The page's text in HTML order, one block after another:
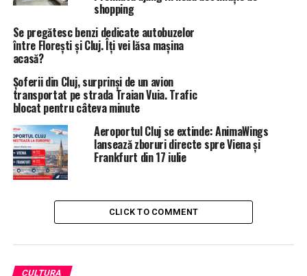
shopping
Se pregătesc benzi dedicate autobuzelor
între Florești și Cluj. Îți vei lăsa mașina
acasă?
Șoferii din Cluj, surprinși de un avion
transportat pe strada Traian Vuia. Trafic
blocat pentru câteva minute
Aeroportul Cluj se extinde: AnimaWings
lansează zboruri directe spre Viena și
Frankfurt din 17 iulie
CLICK TO COMMENT
CULTURA